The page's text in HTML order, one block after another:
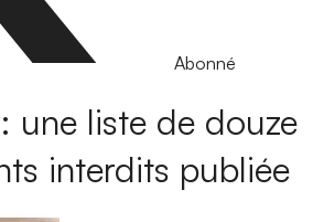
Abonné
une liste de douze
interdits publiée